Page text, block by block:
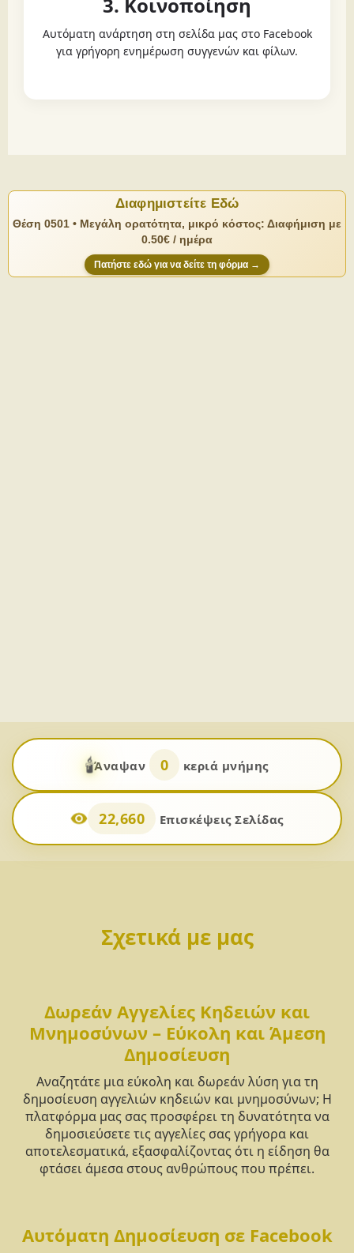
Αυτόματη ανάρτηση στη σελίδα μας στο Facebook
για γρήγορη ενημέρωση συγγενών και φίλων.
Διαφημιστείτε Εδώ
Θέση 0501 • Μεγάλη ορατότητα, μικρό κόστος: Διαφήμιση με
0.50€ / ημέρα
Πατήστε εδώ για να δείτε τη φόρμα →
🕯️Άναψαν 0 κεριά μνήμης
22,660 Επισκέψεις Σελίδας
Σχετικά με μας
Δωρεάν Αγγελίες Κηδειών και
Μνημοσύνων – Εύκολη και Άμεση
Δημοσίευση
Αναζητάτε μια εύκολη και δωρεάν λύση για τη
δημοσίευση αγγελιών κηδειών και μνημοσύνων; Η
πλατφόρμα μας σας προσφέρει τη δυνατότητα να
δημοσιεύσετε τις αγγελίες σας γρήγορα και
αποτελεσματικά, εξασφαλίζοντας ότι η είδηση θα
φτάσει άμεσα στους ανθρώπους που πρέπει.
Αυτόματη Δημοσίευση σε Facebook